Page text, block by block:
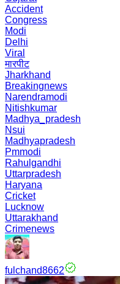
Accident
Congress
Modi
Delhi
Viral
मारपीट
Jharkhand
Breakingnews
Narendramodi
Nitishkumar
Madhya_pradesh
Nsui
Madhyapradesh
Pmmodi
Rahulgandhi
Uttarpradesh
Haryana
Cricket
Lucknow
Uttarakhand
Crimenews
fulchand8662